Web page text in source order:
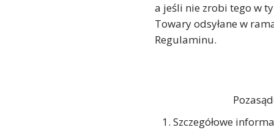
a jeśli nie zrobi tego w
Towary odsyłane w
Regulaminu.
Szczegółowe